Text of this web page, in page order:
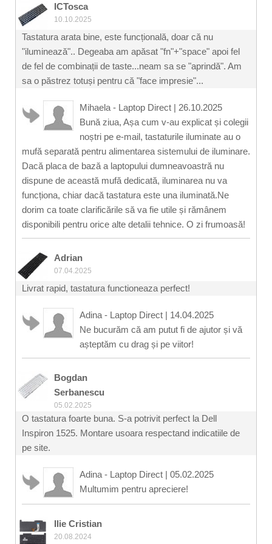
ICTosca
10.10.2025
Tastatura arata bine, este funcțională, doar că nu
"iluminează".. Degeaba am apăsat "fn"+"space" apoi fel
de fel de combinații de taste...neam sa se "aprindă". Am
sa o păstrez totuși pentru că "face impresie"...
Mihaela - Laptop Direct | 26.10.2025
Bună ziua, Așa cum v-au explicat și colegii
noștri pe e-mail, tastaturile iluminate au o
mufă separată pentru alimentarea sistemului de iluminare.
Dacă placa de bază a laptopului dumneavoastră nu
dispune de această mufă dedicată, iluminarea nu va
funcționa, chiar dacă tastatura este una iluminată.Ne
dorim ca toate clarificările să va fie utile și rămânem
disponibili pentru orice alte detalii tehnice. O zi frumoasă!
Adrian
07.04.2025
Livrat rapid, tastatura functioneaza perfect!
Adina - Laptop Direct | 14.04.2025
Ne bucurăm că am putut fi de ajutor și vă
așteptăm cu drag și pe viitor!
Bogdan
Serbanescu
05.02.2025
O tastatura foarte buna. S-a potrivit perfect la Dell
Inspiron 1525. Montare usoara respectand indicatiile de
pe site.
Adina - Laptop Direct | 05.02.2025
Multumim pentru apreciere!
Ilie Cristian
20.08.2024